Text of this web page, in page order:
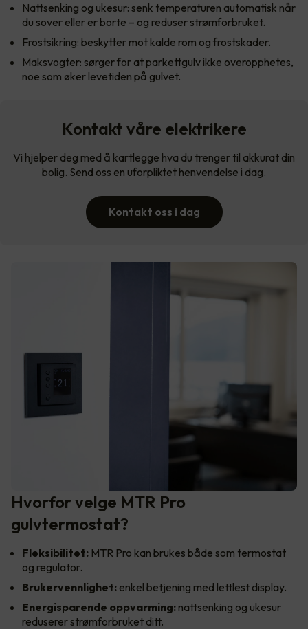
Nattsenking og ukesur: senk temperaturen automatisk når
du sover eller er borte – og reduser strømforbruket.
Frostsikring: beskytter mot kalde rom og frostskader.
Maksvogter: sørger for at parkettgulv ikke overopphetes,
noe som øker levetiden på gulvet.
Kontakt våre elektrikere
Vi hjelper deg med å kartlegge hva du trenger til akkurat din
bolig. Send oss en uforpliktet henvendelse i dag.
Kontakt oss i dag
Hvorfor velge MTR Pro
gulvtermostat?
Fleksibilitet: MTR Pro kan brukes både som termostat
og regulator.
Brukervennlighet: enkel betjening med lettlest display.
Energisparende oppvarming: nattsenking og ukesur
reduserer strømforbruket ditt.